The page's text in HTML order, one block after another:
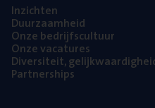
Inzich­ten
Duur­zaam­heid
Onze bedrijfs­cul­tuur
Onze vaca­tu­res
Diver­si­teit,
Part­ner­ships